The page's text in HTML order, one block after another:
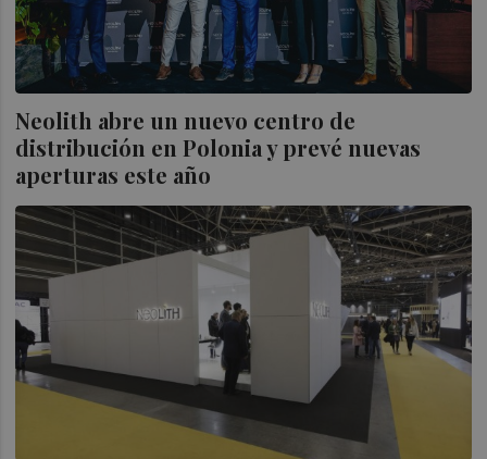
Neolith abre un nuevo centro de
distribución en Polonia y prevé nuevas
aperturas este año